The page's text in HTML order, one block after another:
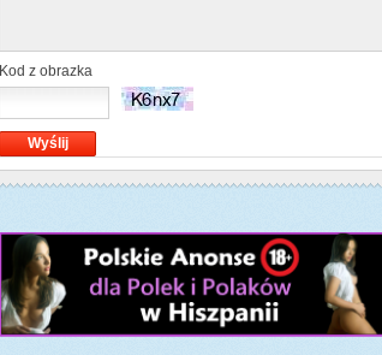
Kod z obrazka